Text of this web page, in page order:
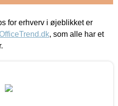
for erhverv i øjeblikket er
, som alle har et